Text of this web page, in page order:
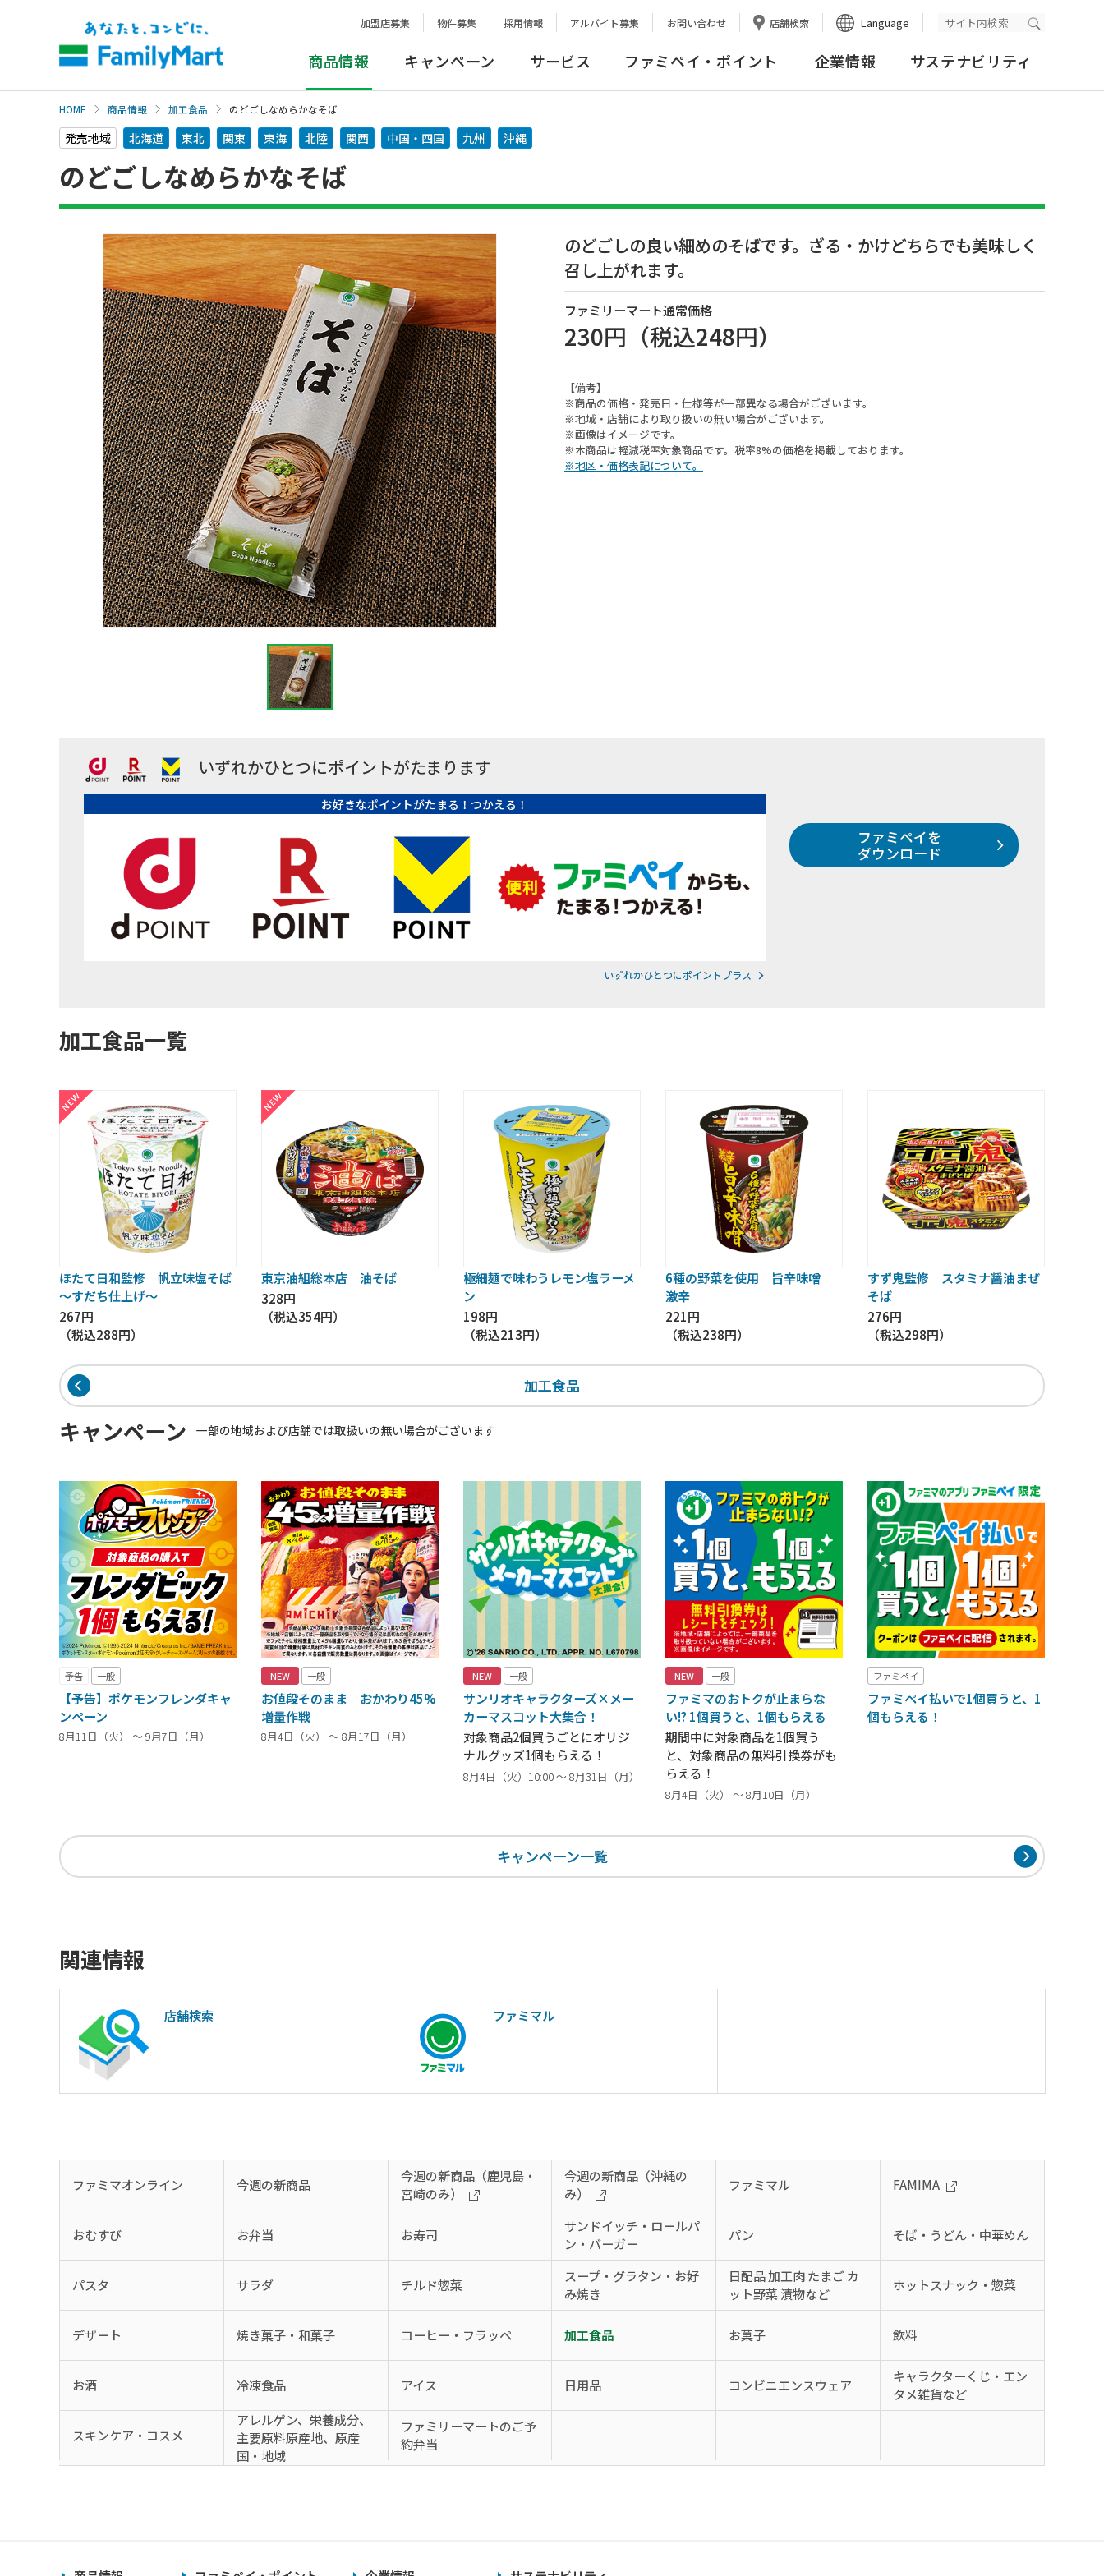
加盟店募集 物件募集 採用情報 アルバイト募集 お問い合わせ 店舗検索 Language 検索実行
商品情報 キャンペーン サービス ファミペイ・ポイント 企業情報 サステナビリティ
HOME 商品情報 加工食品 のどごしなめらかなそば
発売地域 北海道 東北 関東 東海 北陸 関西 中国・四国 九州 沖縄
のどごしなめらかなそば
のどごしの良い細めのそばです。ざる・かけどちらでも美味しく
召し上がれます。
ファミリーマート通常価格
230円 （税込248円）
【備考】
※商品の価格・発売日・仕様等が一部異なる場合がございます。
※地域・店舗により取り扱いの無い場合がございます。
※画像はイメージです。
※本商品は軽減税率対象商品です。税率8%の価格を掲載しております。
※地区・価格表記について。
いずれかひとつにポイントがたまります
お好きなポイントがたまる！つかえる！
いずれかひとつにポイントプラス
ファミペイを
ダウンロード
加工食品一覧
ほたて日和監修 帆立味塩そば
～すだち仕上げ～
267円
（税込288円）
東京油組総本店 油そば
328円
（税込354円）
極細麺で味わうレモン塩ラーメ
ン
198円
（税込213円）
6種の野菜を使用 旨辛味噌
激辛
221円
（税込238円）
すず鬼監修 スタミナ醤油まぜ
そば
276円
（税込298円）
加工食品
キャンペーン 一部の地域および店舗では取扱いの無い場合がございます
予告 一般
【予告】ポケモンフレンダキャ
ンペーン
8月11日（火） ～ 9月7日（月）
NEW 一般
お値段そのまま おかわり45%
増量作戦
8月4日（火） ～ 8月17日（月）
NEW 一般
サンリオキャラクターズ×メー
カーマスコット大集合！
対象商品2個買うごとにオリジ
ナルグッズ1個もらえる！
8月4日（火）10:00 ～ 8月31日（月）
NEW 一般
ファミマのおトクが止まらな
い!? 1個買うと、1個もらえる
期間中に対象商品を1個買う
と、対象商品の無料引換券がも
らえる！
8月4日（火） ～ 8月10日（月）
ファミペイ
ファミペイ払いで1個買うと、1
個もらえる！
キャンペーン一覧
関連情報
店舗検索 ファミマル
ファミマオンライン 今週の新商品
今週の新商品（鹿児島・
宮崎のみ）
今週の新商品（沖縄の
み）
ファミマル FAMIMA
おむすび お弁当 お寿司
サンドイッチ・ロールパ
ン・バーガー
パン そば・うどん・中華めん
パスタ サラダ チルド惣菜
スープ・グラタン・お好
み焼き
日配品 加工肉 たまご カ
ット野菜 漬物など
ホットスナック・惣菜
デザート 焼き菓子・和菓子 コーヒー・フラッペ 加工食品 お菓子 飲料
お酒 冷凍食品 アイス 日用品 コンビニエンスウェア
キャラクターくじ・エン
タメ雑貨など
スキンケア・コスメ
アレルゲン、栄養成分、
主要原料原産地、原産
国・地域
ファミリーマートのご予
約弁当